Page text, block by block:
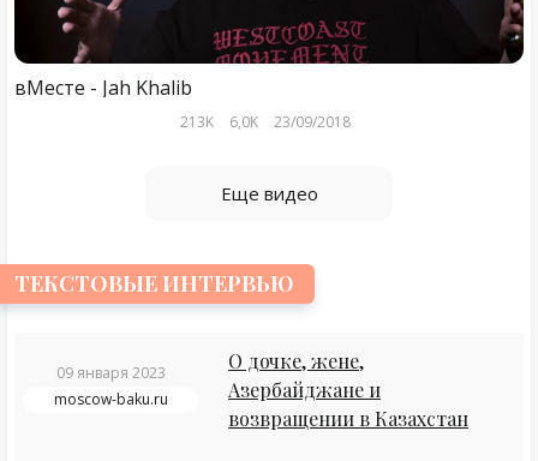
вМесте - Jah Khalib
213K 6,0K 23/09/2018
Еще видео
ТЕКСТОВЫЕ ИНТЕРВЬЮ
09 января 2023
moscow-baku.ru
О дочке, жене,
Азербайджане и
возвращении в Казахстан